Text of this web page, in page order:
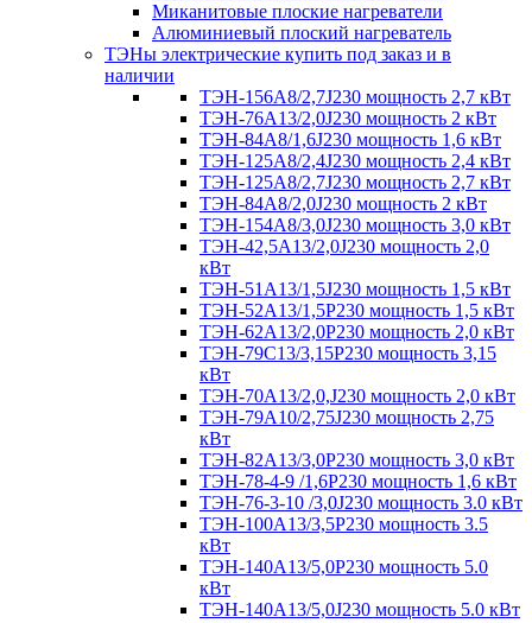
Миканитовые плоские нагреватели
Алюминиевый плоский нагреватель
ТЭНы электрические купить под заказ и в
наличии
ТЭН-156А8/2,7J230 мощность 2,7 кВт
ТЭН-76А13/2,0J230 мощность 2 кВт
ТЭН-84А8/1,6J230 мощность 1,6 кВт
ТЭН-125А8/2,4J230 мощность 2,4 кВт
ТЭН-125А8/2,7J230 мощность 2,7 кВт
ТЭН-84А8/2,0J230 мощность 2 кВт
ТЭН-154А8/3,0J230 мощность 3,0 кВт
ТЭН-42,5А13/2,0J230 мощность 2,0
кВт
ТЭН-51А13/1,5J230 мощность 1,5 кВт
ТЭН-52А13/1,5Р230 мощность 1,5 кВт
ТЭН-62А13/2,0Р230 мощность 2,0 кВт
ТЭН-79С13/3,15Р230 мощность 3,15
кВт
ТЭН-70А13/2,0,J230 мощность 2,0 кВт
ТЭН-79А10/2,75J230 мощность 2,75
кВт
ТЭН-82А13/3,0Р230 мощность 3,0 кВт
ТЭН-78-4-9 /1,6P230 мощность 1,6 кВт
ТЭН-76-3-10 /3,0J230 мощность 3.0 кВт
ТЭН-100А13/3,5Р230 мощность 3.5
кВт
ТЭН-140А13/5,0Р230 мощность 5.0
кВт
ТЭН-140А13/5,0J230 мощность 5.0 кВт